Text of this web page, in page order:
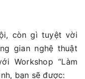
còn gì tuyệt vời
gian nghệ thuật
Workshop “Làm
bạn sẽ được: